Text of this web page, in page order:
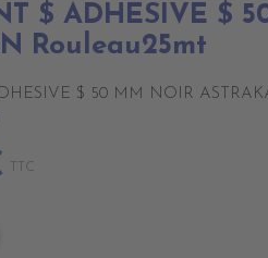
$ ADHESIVE $
Rouleau25mt
$ 50 MM NOIR
TTC